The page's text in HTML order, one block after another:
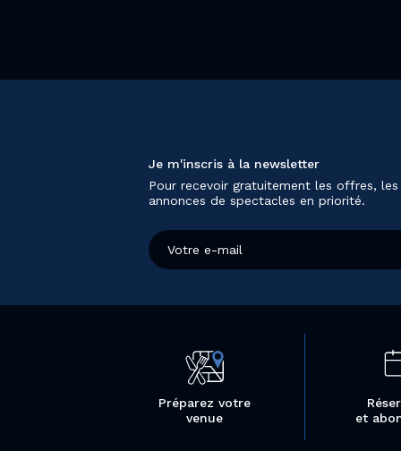
Je m'inscris à la newsletter
Pour recevoir gratuitement les offres,
annonces de spectacles en priorité.
Préparez votre
venue
et